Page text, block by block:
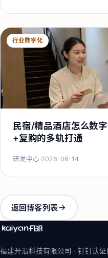
行业数字化
民宿/精品酒店怎么数
+复购的多轨打通
研发中心·2026-06-14
返回博客列表
福建开沿科技有限公司 · 钉钉认证